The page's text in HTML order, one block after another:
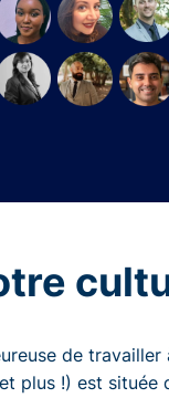
de travailler
plus !) est située